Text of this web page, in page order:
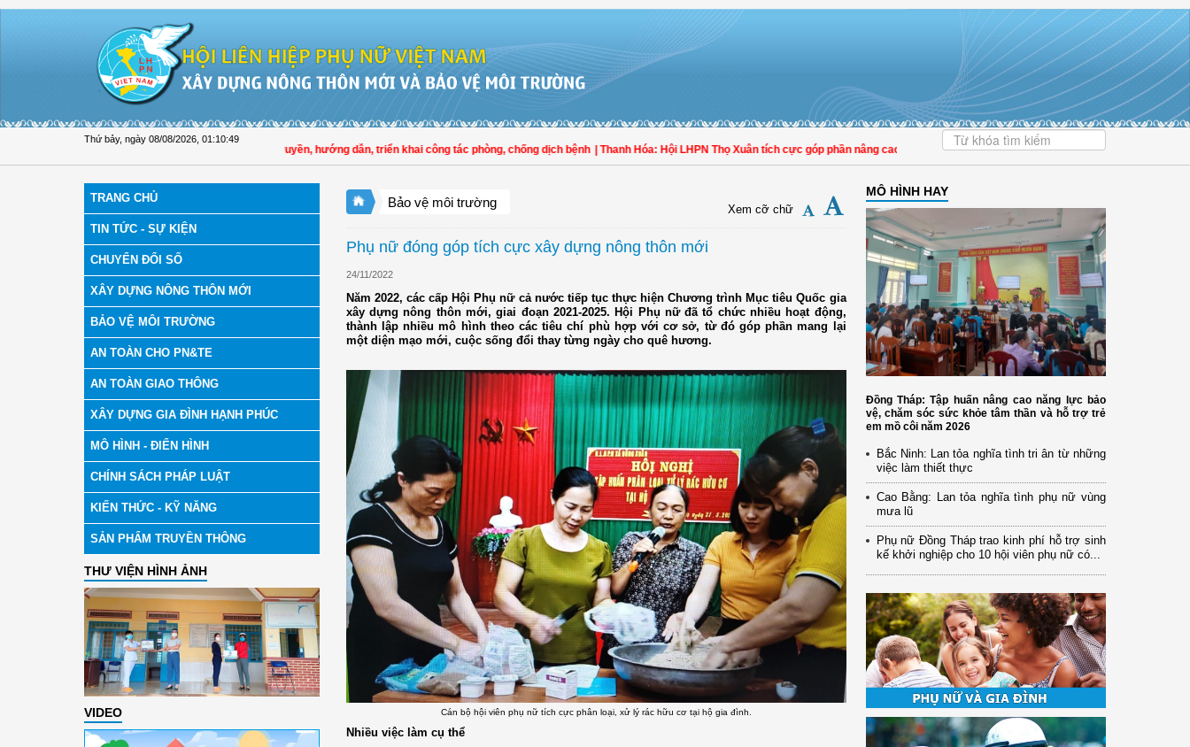
Thứ bảy, ngày 08/08/2026 01:10:50
Hội LHPN tỉnh Đồng Tháp tuyên truyền, hướng dẫn, triển khai công tác phòng, chống dịch bệnh | Thanh Hóa: Hội LHPN Thọ Xuân tích cực góp phần nâng cao tỷ lệ người dân tham gia bảo hiểm y tế
TRANG CHỦ
TIN TỨC - SỰ KIỆN
CHUYỂN ĐỔI SỐ
XÂY DỰNG NÔNG THÔN MỚI
BẢO VỆ MÔI TRƯỜNG
AN TOÀN CHO PN&TE
AN TOÀN GIAO THÔNG
XÂY DỰNG GIA ĐÌNH HẠNH PHÚC
MÔ HÌNH - ĐIỂN HÌNH
CHÍNH SÁCH PHÁP LUẬT
KIẾN THỨC - KỸ NĂNG
SẢN PHẨM TRUYỀN THÔNG
THƯ VIỆN HÌNH ẢNH
VIDEO
Bảo vệ môi trường Xem cỡ chữ
Phụ nữ đóng góp tích cực xây dựng nông thôn mới
24/11/2022
Năm 2022, các cấp Hội Phụ nữ cả nước tiếp tục thực hiện Chương trình Mục tiêu Quốc gia
xây dựng nông thôn mới, giai đoạn 2021-2025. Hội Phụ nữ đã tổ chức nhiều hoạt động,
thành lập nhiều mô hình theo các tiêu chí phù hợp với cơ sở, từ đó góp phần mang lại
một diện mạo mới, cuộc sống đổi thay từng ngày cho quê hương.
Cán bộ hội viên phụ nữ tích cực phân loại, xử lý rác hữu cơ tại hộ gia đình.
Nhiều việc làm cụ thể
MÔ HÌNH HAY
Đồng Tháp: Tập huấn nâng cao năng lực bảo
vệ, chăm sóc sức khỏe tâm thần và hỗ trợ trẻ
em mồ côi năm 2026
Bắc Ninh: Lan tỏa nghĩa tình tri ân từ những
việc làm thiết thực
Cao Bằng: Lan tỏa nghĩa tình phụ nữ vùng
mưa lũ
Phụ nữ Đồng Tháp trao kinh phí hỗ trợ sinh
kế khởi nghiệp cho 10 hội viên phụ nữ có...